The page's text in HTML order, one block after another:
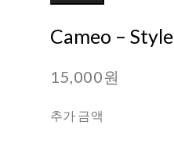
Cameo ‎– Style
15,000원
추가 금액